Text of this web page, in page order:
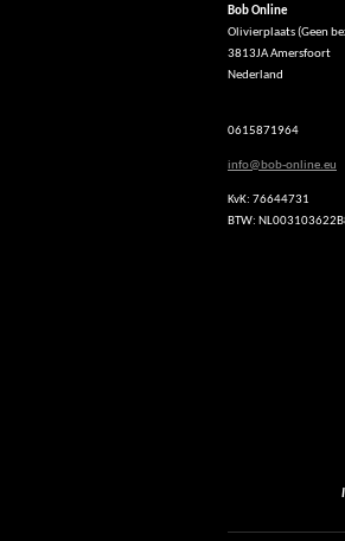
a
t
s
A
p
Bob Online
Olivierplaats (Geen
3813JA Amersfoort
Nederland
0615871964
info@bob-online.eu
KvK: 76644731
BTW: